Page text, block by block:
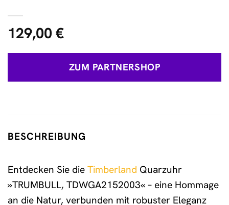
129,00 €
ZUM PARTNERSHOP
BESCHREIBUNG
Entdecken Sie die Timberland Quarzuhr
»TRUMBULL, TDWGA2152003« – eine Hommage
an die Natur, verbunden mit robuster Eleganz